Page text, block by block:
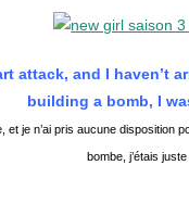
attack, and I haven’t
building a bomb, I
je n’ai pris aucune disposition
bombe, j’étais juste